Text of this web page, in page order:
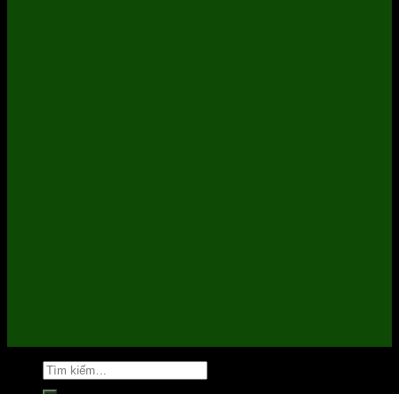
Tìm
kiếm: